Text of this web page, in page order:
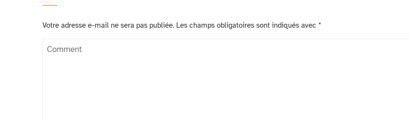
Votre adresse e-mail ne sera pas publiée. Les champs obligatoires sont indiqués avec *